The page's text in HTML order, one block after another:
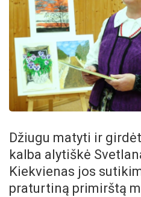
Džiugu matyti ir
kalba alytiškė
Kiekvienas jos
praturtiną primirštą